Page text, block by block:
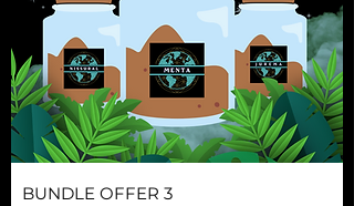
BUNDLE OFFER 3